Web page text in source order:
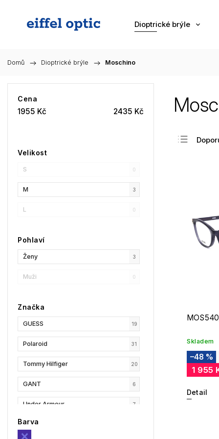
Dioptrické brýle
Domů / Dioptrické brýle / Moschino
Cena
1955 Kč 2435 Kč
Velikost
S 0
M 3
L 0
Pohlaví
Ženy 3
Muži 0
Značka
GUESS 19
Polaroid 31
Tommy Hilfiger 20
GANT 6
Under Armour 7
Privé Revaux
Barva
Skladem
–48 %
1 955
Detail